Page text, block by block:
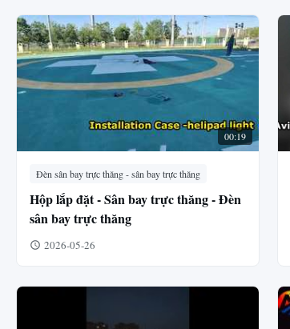
00:19
Đèn sân bay trực thăng - sân bay trực thăng
Hộp lắp đặt - Sân bay trực thăng - Đèn
sân bay trực thăng
2026-05-26